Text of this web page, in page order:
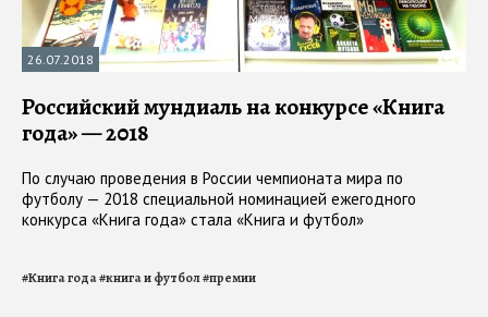
26.07.2018
Российский мундиаль на конкурсе «Книга
года» — 2018
По случаю проведения в России чемпионата мира по
футболу — 2018 специальной номинацией ежегодного
конкурса «Книга года» стала «Книга и футбол»
#Книга года#книга и футбол#премии